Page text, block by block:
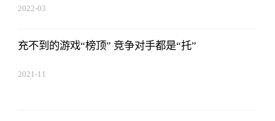
2022-03
充不到的游戏“榜顶” 竞争对手都是“托”
2021-11